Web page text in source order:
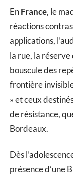
EnFrance, le
réactions
applications,
la rue, la réserve
bouscule des
frontière
» et ceux
de résistance,
Bordeaux.
Dès
présence d’une